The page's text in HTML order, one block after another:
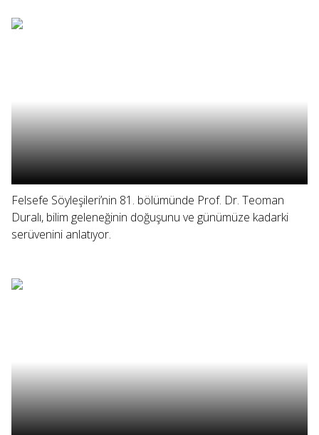
Felsefe Söyleşileri’nin 81. bölümünde Prof. Dr. Teoman
Duralı, bilim geleneğinin doğuşunu ve günümüze kadarki
serüvenini anlatıyor.